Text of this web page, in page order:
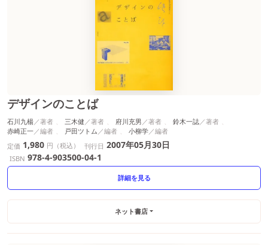
デザインのことば
石川九楊 三木健 府川充男
鈴木一誌
赤崎正一
戸田ツトム
小柳学
定価 1,980 円（税込） 刊行日 2007年05月30日
ISBN 978-4-903500-04-1
詳細を見る
ネット書店